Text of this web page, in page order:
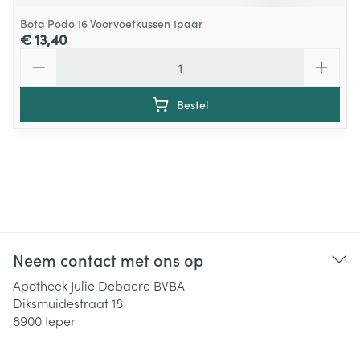
Bota Podo 16 Voorvoetkussen 1paar
€ 13,40
Bestel
Neem contact met ons op
Apotheek Julie Debaere BVBA
Diksmuidestraat 18
8900 Ieper